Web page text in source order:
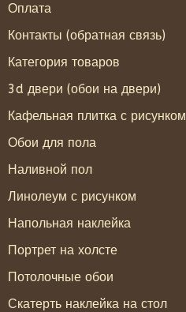
Оплата
Контакты (обратная связь)
Категория товаров
3d двери (обои на двери)
Кафельная плитка с рисунком
Обои для пола
Наливной пол
Линолеум с рисунком
Напольная наклейка
Портрет на холсте
Потолочные обои
Скатерть наклейка на стол